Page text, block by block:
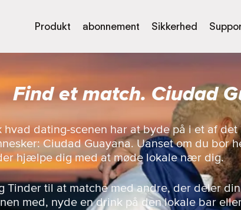
Produkt abonnement Sikkerhed
Find et match. Ciudad
hvad dating-scenen har at byde på i et af
Ciudad Guayana. Uanset om du bor
hjælpe dig med at møde lokale nær dig.
Tinder til at matche med andre, der deler
med, nyde en drink på den lokale bar